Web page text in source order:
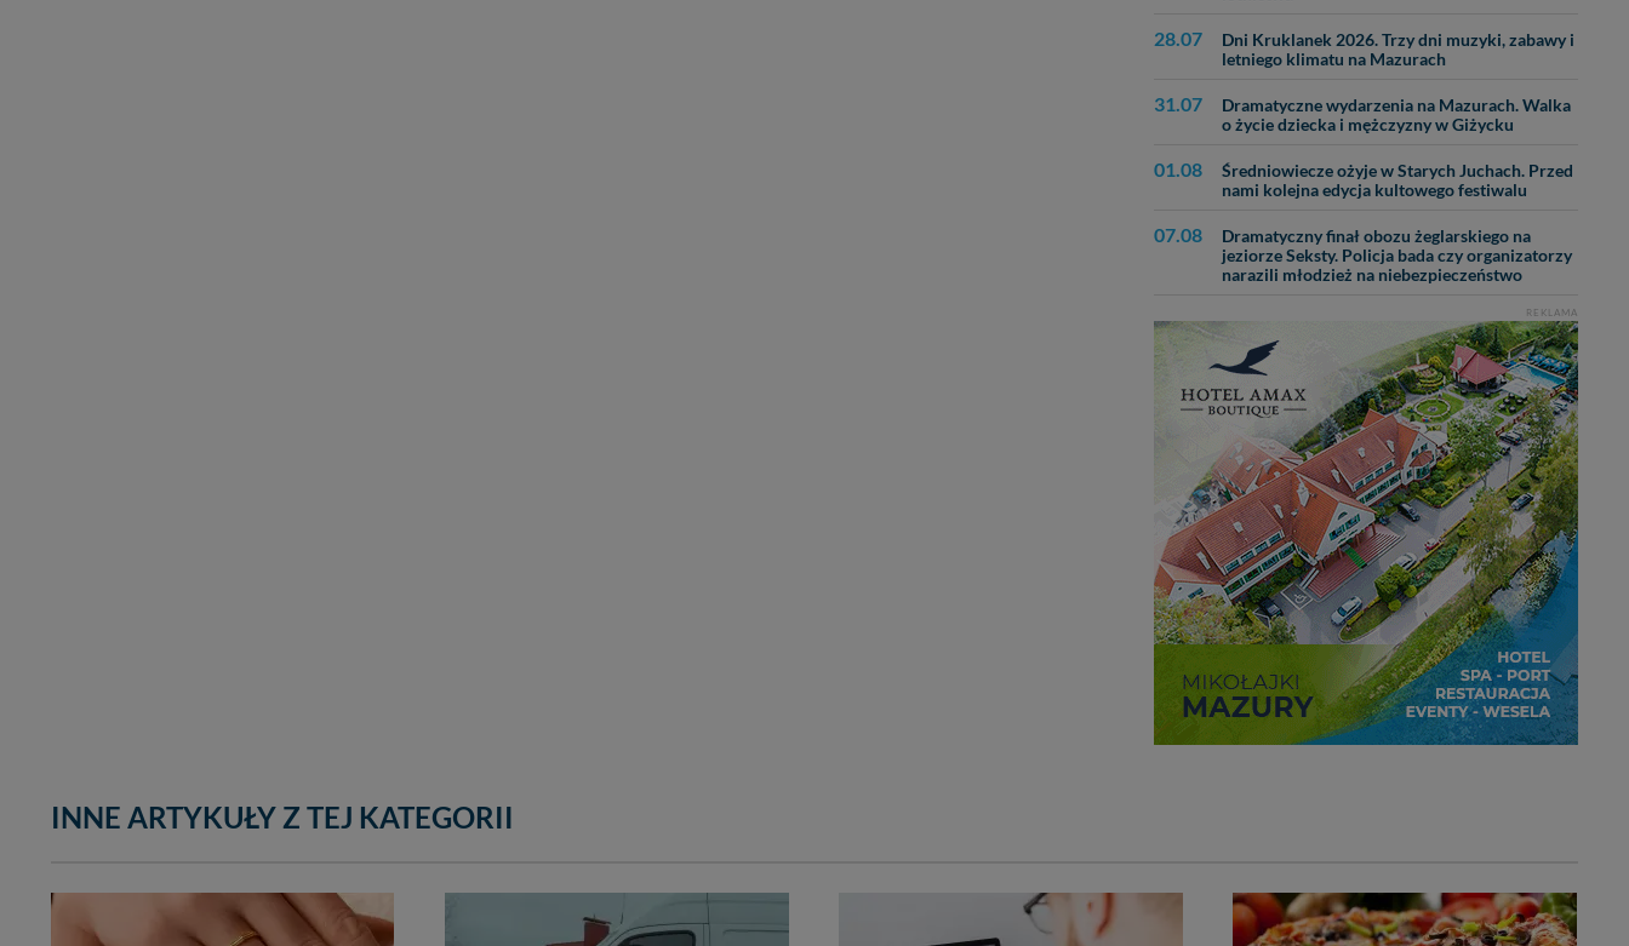
28.07
Dni Kruklanek 2026. Trzy dni muzyki, zabawy i
letniego klimatu na Mazurach
31.07
Dramatyczne wydarzenia na Mazurach. Walka
o życie dziecka i mężczyzny w Giżycku
01.08
Średniowiecze ożyje w Starych Juchach. Przed
nami kolejna edycja kultowego festiwalu
07.08
Dramatyczny finał obozu żeglarskiego na
jeziorze Seksty. Policja bada czy organizatorzy
narazili młodzież na niebezpieczeństwo
REKLAMA
INNE ARTYKUŁY Z TEJ KATEGORII